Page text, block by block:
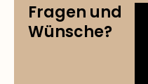
Fragen und
Wünsche?